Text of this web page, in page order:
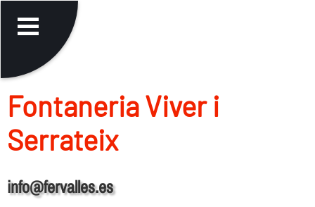
Fontaneria Viver i
Serrateix
info@fervalles.es